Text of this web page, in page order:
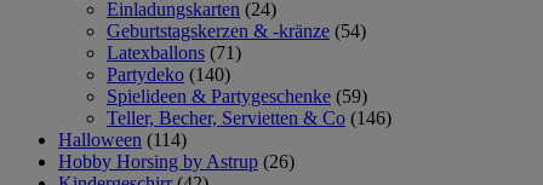
Einladungskarten (24)
Geburtstagskerzen & -kränze (54)
Latexballons (71)
Partydeko (140)
Spielideen & Partygeschenke (59)
Teller, Becher, Servietten & Co (146)
Halloween (114)
Hobby Horsing by Astrup (26)